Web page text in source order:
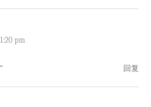
pm
回复